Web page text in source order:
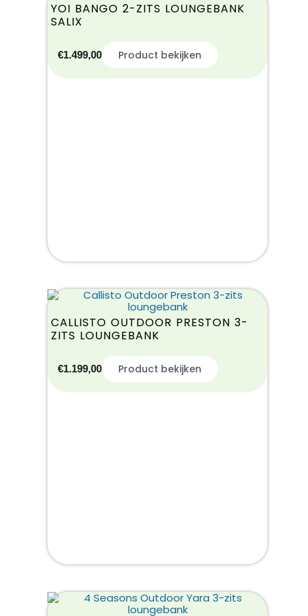
YOI BANGO 2-ZITS LOUNGEBANK
SALIX
€1.499,00 Product bekijken
CALLISTO OUTDOOR PRESTON 3-
ZITS LOUNGEBANK
€1.199,00 Product bekijken